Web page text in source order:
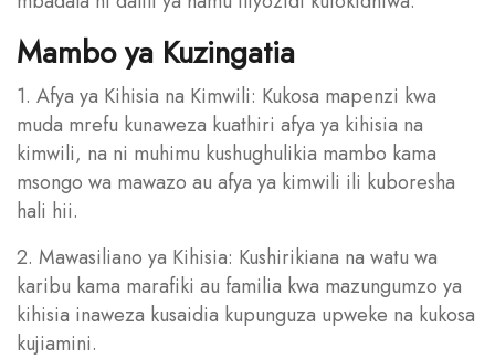
Mambo ya Kuzingatia
1. Afya ya Kihisia na Kimwili: Kukosa mapenzi kwa
muda mrefu kunaweza kuathiri afya ya kihisia na
kimwili, na ni muhimu kushughulikia mambo kama
msongo wa mawazo au afya ya kimwili ili kuboresha
hali hii.
2. Mawasiliano ya Kihisia: Kushirikiana na watu wa
karibu kama marafiki au familia kwa mazungumzo ya
kihisia inaweza kusaidia kupunguza upweke na kukosa
kujiamini.